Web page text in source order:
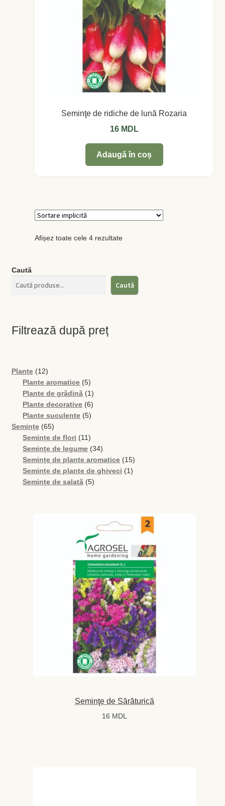
Seminţe de ridiche de lună Rozaria
16 MDL
Adaugă în coș
Afișez toate cele 4 rezultate
Caută
Caută
Filtrează după preț
Plante 1212
produse
Plante aromatice 55
produse
Plante de grădină 11
produs
Plante decorative 66
produse
Plante suculente 55
Semințe 6565
de
produse
Semințe de flori 1111
produse
Semințe de legume 3434
de
produse
Semințe de plante aromatice 1515
produse
Semințe de plante de ghiveci 11
Semințe de salată 55
Seminţe de Sărăturică
16 MDL